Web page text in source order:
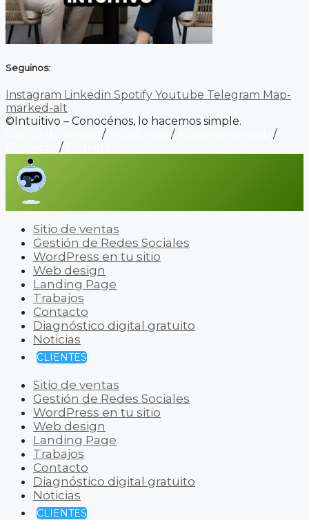
Seguinos:
Instagram Linkedin Spotify Youtube Telegram Map-
marked-alt
©Intuitivo – Conocénos, lo hacemos simple.
/ /
/
/
Sitio de ventas
Gestión de Redes Sociales
WordPress en tu sitio
Web design
Landing Page
Trabajos
Contacto
Diagnóstico digital gratuito
Noticias
CLIENTES
Sitio de ventas
Gestión de Redes Sociales
WordPress en tu sitio
Web design
Landing Page
Trabajos
Contacto
Diagnóstico digital gratuito
Noticias
CLIENTES